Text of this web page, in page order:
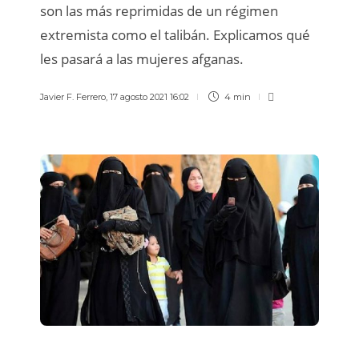
son las más reprimidas de un régimen
extremista como el talibán. Explicamos qué
les pasará a las mujeres afganas.
Javier F. Ferrero 17 agosto 2021 16:02 4 min